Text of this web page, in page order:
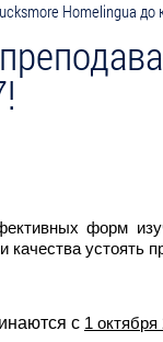
Homelingua до
форм
устоять
с 1 октября